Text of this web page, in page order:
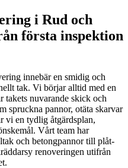
i Rud och
första inspektion
innebär en smidig och
tak. Vi börjar alltid med en
takets nuvarande skick och
spruckna pannor, otäta skarvar
vi en tydlig åtgärdsplan,
Vårt team har
och betongpannor till plåt-
renoveringen utifrån